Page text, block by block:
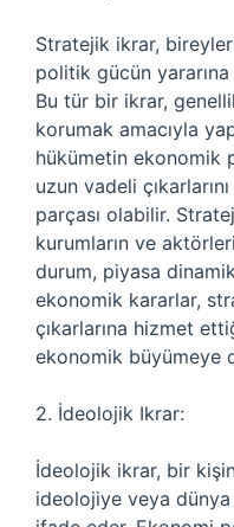
Stratejik ikrar,
politik gücün
Bu tür bir ikrar,
korumak amacıyla
hükümetin ekonomik
uzun vadeli
parçası olabilir.
kurumların ve
durum, piyasa
ekonomik kararlar,
çıkarlarına hizmet
ekonomik büyümeye
2. İdeolojik Ikrar:
İdeolojik ikrar, bir
ideolojiye veya dünya